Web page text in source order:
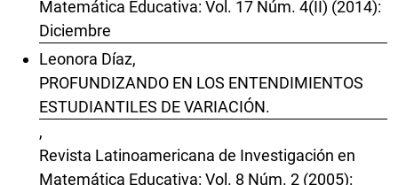
Matemática Educativa: Vol. 17 Núm. 4(II) (2014):
Diciembre
Leonora Díaz,
PROFUNDIZANDO EN LOS ENTENDIMIENTOS
ESTUDIANTILES DE VARIACIÓN.
,
Revista Latinoamericana de Investigación en
Matemática Educativa: Vol. 8 Núm. 2 (2005):